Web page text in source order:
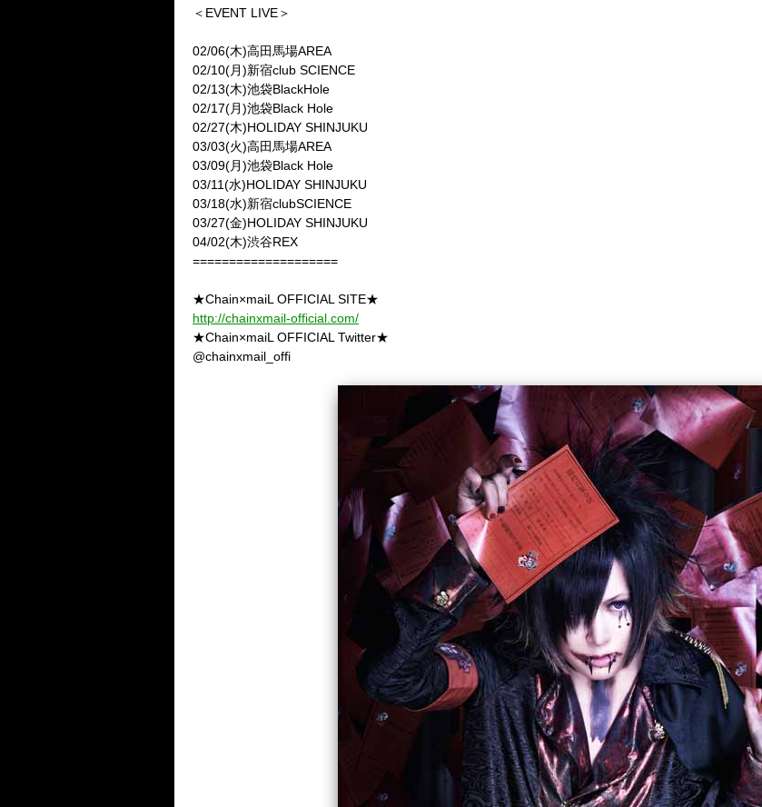
＜EVENT LIVE＞
02/06(木)高田馬場AREA
02/10(月)新宿club SCIENCE
02/13(木)池袋BlackHole
02/17(月)池袋Black Hole
02/27(木)HOLIDAY SHINJUKU
03/03(火)高田馬場AREA
03/09(月)池袋Black Hole
03/11(水)HOLIDAY SHINJUKU
03/18(水)新宿clubSCIENCE
03/27(金)HOLIDAY SHINJUKU
04/02(木)渋谷REX
====================
★Chain×maiL OFFICIAL SITE★
http://chainxmail-official.com/
★Chain×maiL OFFICIAL Twitter★
@chainxmail_offi